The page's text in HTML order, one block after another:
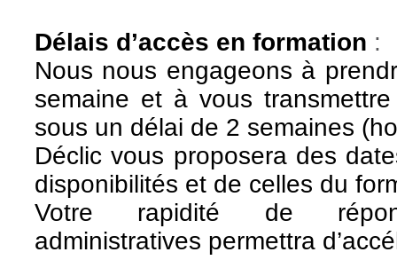
Délais d’accès en formation :
Nous nous engageons à
semaine et à vous
sous un délai de 2 semaines
Déclic vous proposera des
disponibilités et de celles du
Votre rapidité de
administratives permettra